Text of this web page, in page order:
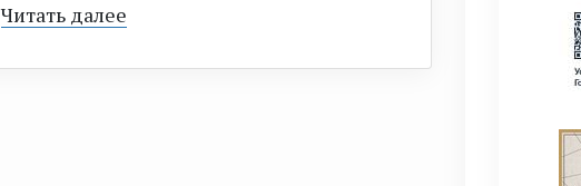
Читать далее